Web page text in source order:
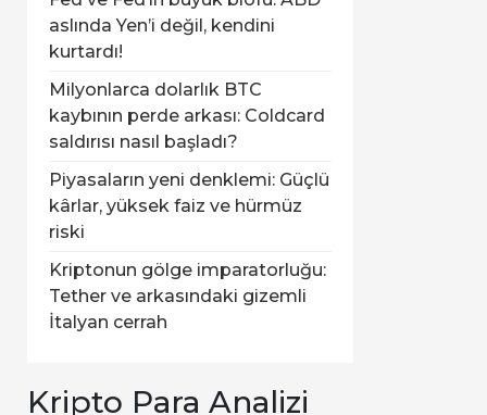
aslında Yen’i değil, kendini
kurtardı!
Milyonlarca dolarlık BTC
kaybının perde arkası: Coldcard
saldırısı nasıl başladı?
Piyasaların yeni denklemi: Güçlü
kârlar, yüksek faiz ve hürmüz
riski
Kriptonun gölge imparatorluğu:
Tether ve arkasındaki gizemli
İtalyan cerrah
Kripto Para Analizi